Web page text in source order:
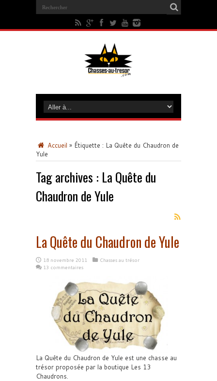
Accueil » Étiquette : La Quête du Chaudron de
Yule
Tag archives : La Quête du
Chaudron de Yule
La Quête du Chaudron de Yule
18 novembre 2011
Chasses au trésor
13 commentaires
La Quête du Chaudron de Yule est une chasse au
trésor proposée par la boutique Les 13
Chaudrons.